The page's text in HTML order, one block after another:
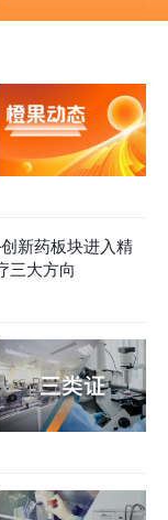
新药板块进入精
三大方向